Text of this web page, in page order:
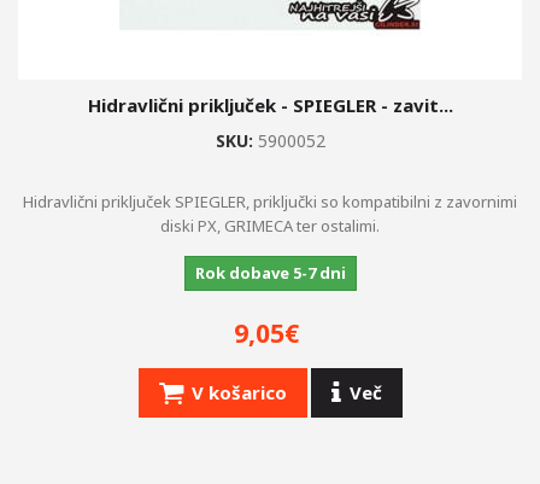
Hidravlični priključek - SPIEGLER - zavit...
SKU: 5900052
Hidravlični priključek SPIEGLER, priključki so kompatibilni z zavornimi
diski PX, GRIMECA ter ostalimi.
Rok dobave 5-7 dni
9,05€
V košarico Več